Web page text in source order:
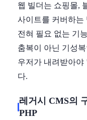
웹 빌더는 쇼핑몰,
사이트를 커버하는
전혀 필요 없는 기
춤복이 아닌 기성
우저가 내려받아야
다.
레거시 CMS의
PHP